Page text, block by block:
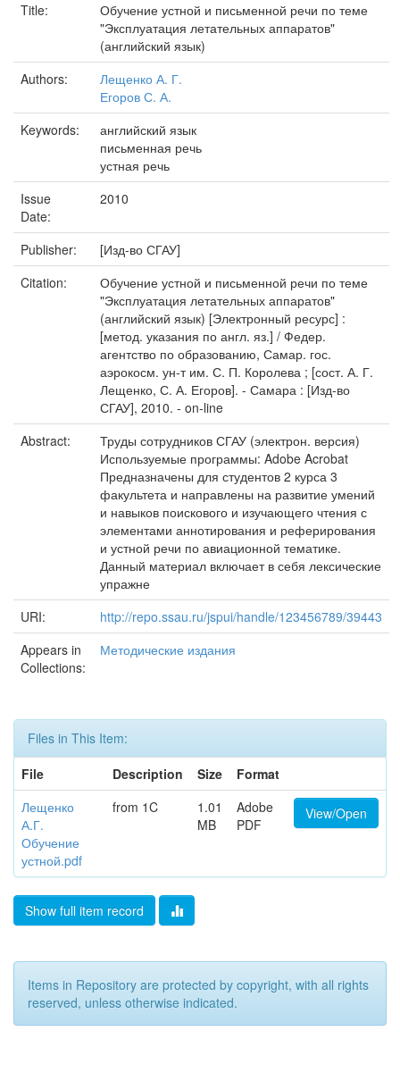
Title:
Обучение устной и письменной речи по теме
"Эксплуатация летательных аппаратов"
(английский язык)
Authors:
Лещенко А. Г.
Егоров С. А.
Keywords:
английский язык
письменная речь
устная речь
Issue
Date:
2010
Publisher:
[Изд-во СГАУ]
Citation:
Обучение устной и письменной речи по теме
"Эксплуатация летательных аппаратов"
(английский язык) [Электронный ресурс] :
[метод. указания по англ. яз.] / Федер.
агентство по образованию, Самар. гос.
аэрокосм. ун-т им. С. П. Королева ; [сост. А. Г.
Лещенко, С. А. Егоров]. - Самара : [Изд-во
СГАУ], 2010. - on-line
Abstract:
Труды сотрудников СГАУ (электрон. версия)
Используемые программы: Adobe Acrobat
Предназначены для студентов 2 курса 3
факультета и направлены на развитие умений
и навыков поискового и изучающего чтения с
элементами аннотирования и реферирования
и устной речи по авиационной тематике.
Данный материал включает в себя лексические
упражне
URI:
http://repo.ssau.ru/jspui/handle/123456789/39443
Appears in
Collections:
Методические издания
Files in This Item:
File
Description Size
Format
Лещенко
А.Г.
Обучение
устной.pdf
from 1C
1.01
MB
Adobe
PDF
View/Open
Show full item record
Items in Repository are protected by copyright, with all rights
reserved, unless otherwise indicated.